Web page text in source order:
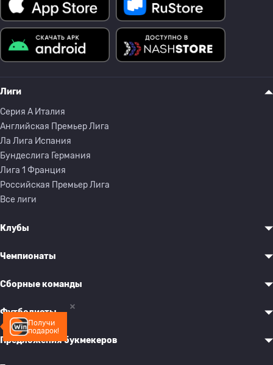
Получи
подарок!
Лиги
Серия A Италия
Английская Премьер Лига
Ла Лига Испания
Бундеслига Германия
Лига 1 Франция
Российская Премьер Лига
Все лиги
Клубы
Чемпионаты
Сборные команды
Футболисты
Предложения букмекеров